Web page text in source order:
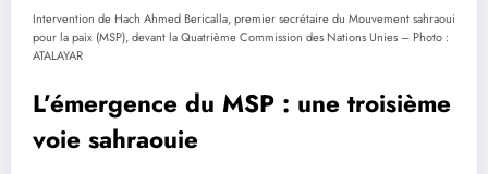
Intervention de Hach Ahmed Bericalla, premier secrétaire du Mouvement sahraoui
pour la paix (MSP), devant la Quatrième Commission des Nations Unies – Photo :
ATALAYAR
L’émergence du MSP : une troisième
voie sahraouie